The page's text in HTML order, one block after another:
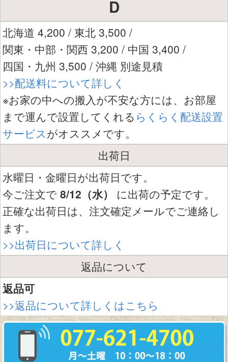
D
北海道 4,200 / 東北 3,500 /
関東・中部・関西 3,200 / 中国 3,400 /
四国・九州 3,500 / 沖縄 別途見積
>>配送料について詳しく
※お家の中への搬入が不安な方には、お部屋
まで運んで設置してくれる らくらく配送設置
サービスがオススメです。
出荷日
水曜日・金曜日が出荷日です。
今ご注文で 8/12（水）
に出荷の予定です。
正確な出荷日は、注文確定メールでご連絡し
ます。
>>出荷日について詳しく
返品について
返品可
>>返品について詳しくはこちら